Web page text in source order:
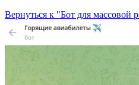
Вернуться к "Бот для массовой